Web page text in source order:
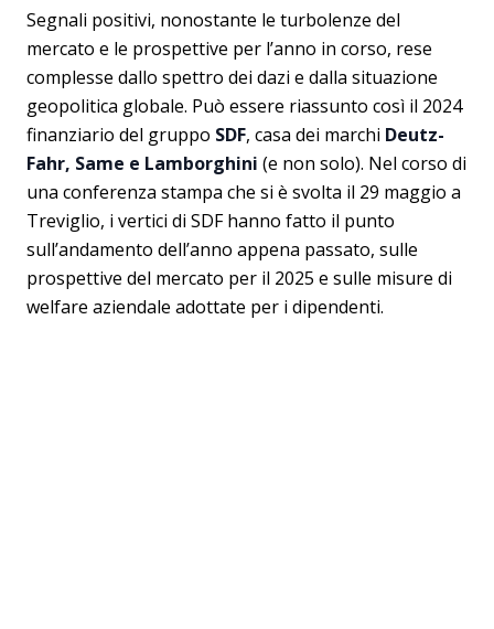
Segnali positivi, nonostante le turbolenze del
mercato e le prospettive per l’anno in corso, rese
complesse dallo spettro dei dazi e dalla situazione
geopolitica globale. Può essere riassunto così il 2024
finanziario del gruppo SDF, casa dei marchi Deutz-
Fahr, Same e Lamborghini (e non solo). Nel corso di
una conferenza stampa che si è svolta il 29 maggio a
Treviglio, i vertici di SDF hanno fatto il punto
sull’andamento dell’anno appena passato, sulle
prospettive del mercato per il 2025 e sulle misure di
welfare aziendale adottate per i dipendenti.